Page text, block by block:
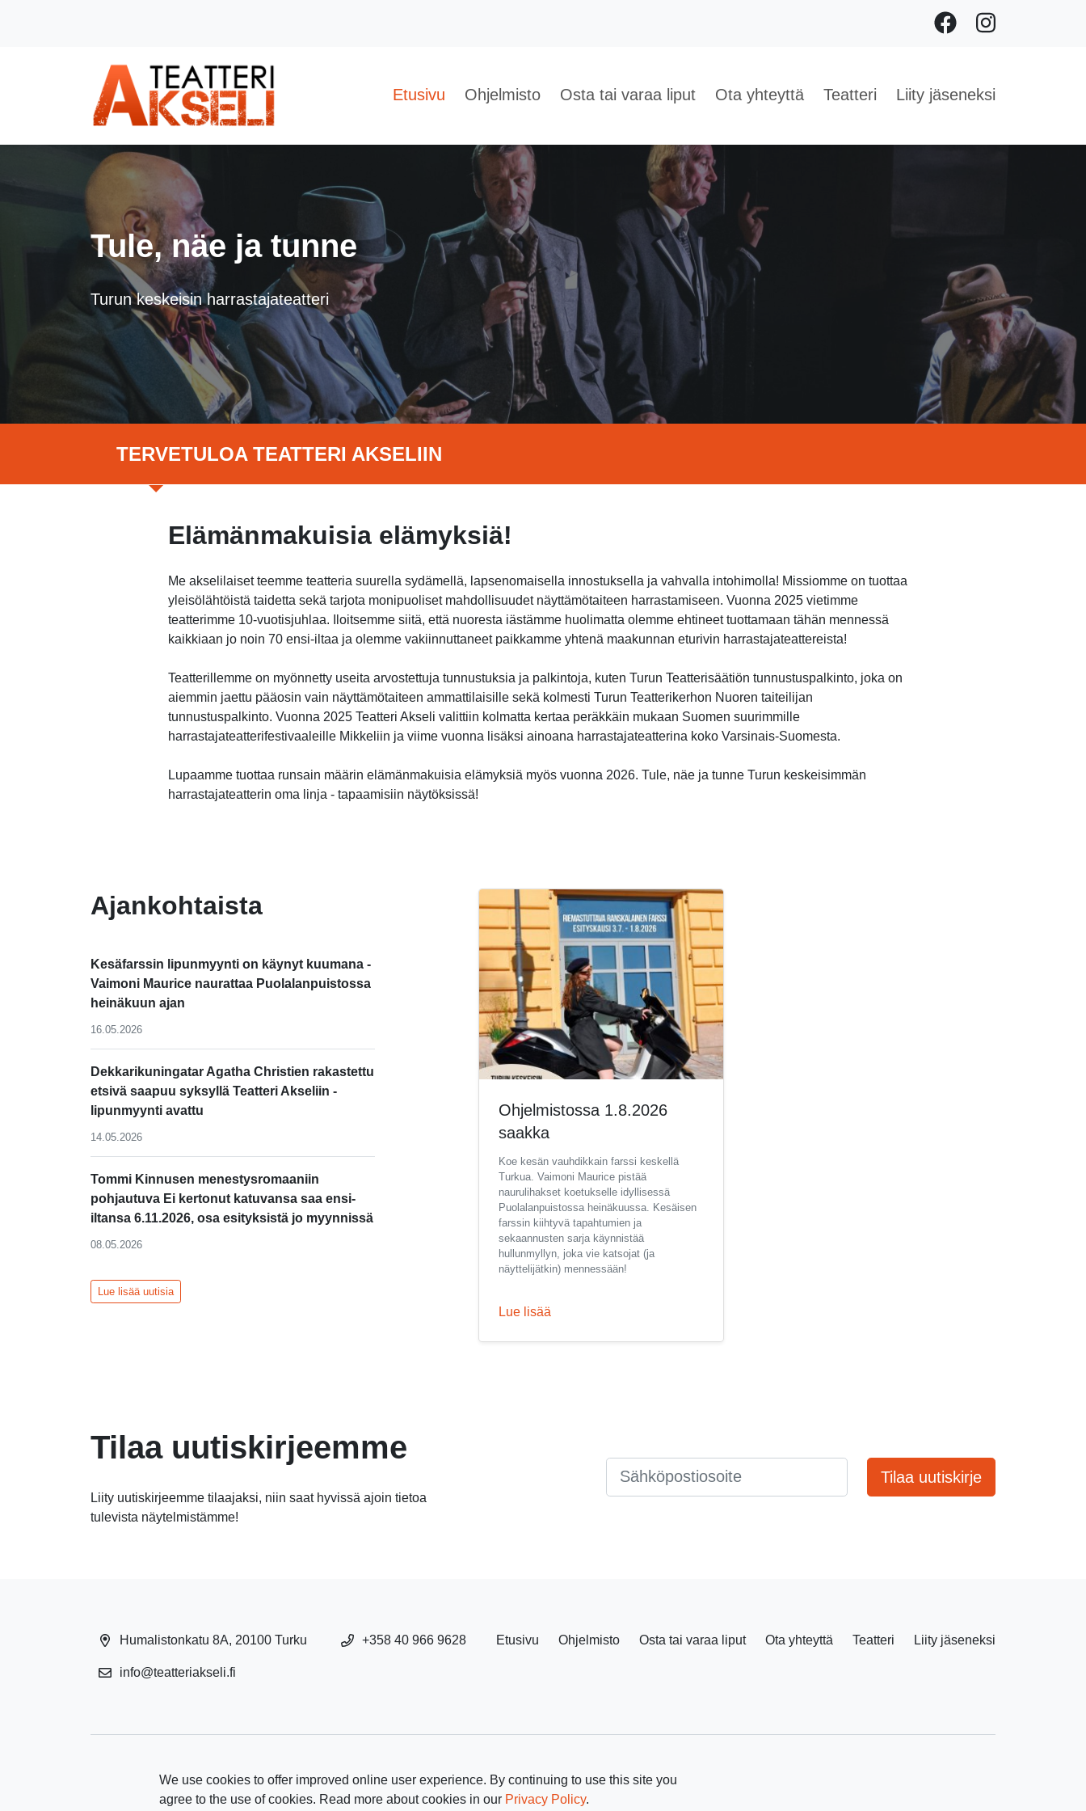
FacebookInstagram
Etusivu Ohjelmisto Osta tai varaa liput Ota yhteyttä Teatteri Liity jäseneksi
We use cookies to offer improved online user experience. By continuing to use this site you
agree to the use of cookies. Read more about cookies in our Privacy Policy.
Tule, näe ja tunne
Turun keskeisin harrastajateatteri
TERVETULOA TEATTERI AKSELIIN
Elämänmakuisia elämyksiä!
Me akselilaiset teemme teatteria suurella sydämellä, lapsenomaisella innostuksella ja vahvalla intohimolla! Missiomme on tuottaa
yleisölähtöistä taidetta sekä tarjota monipuoliset mahdollisuudet näyttämötaiteen harrastamiseen. Vuonna 2025 vietimme
teatterimme 10-vuotisjuhlaa. Iloitsemme siitä, että nuoresta iästämme huolimatta olemme ehtineet tuottamaan tähän mennessä
kaikkiaan jo noin 70 ensi-iltaa ja olemme vakiinnuttaneet paikkamme yhtenä maakunnan eturivin harrastajateattereista!
Teatterillemme on myönnetty useita arvostettuja tunnustuksia ja palkintoja, kuten Turun Teatterisäätiön tunnustuspalkinto, joka on
aiemmin jaettu pääosin vain näyttämötaiteen ammattilaisille sekä kolmesti Turun Teatterikerhon Nuoren taiteilijan
tunnustuspalkinto. Vuonna 2025 Teatteri Akseli valittiin kolmatta kertaa peräkkäin mukaan Suomen suurimmille
harrastajateatterifestivaaleille Mikkeliin ja viime vuonna lisäksi ainoana harrastajateatterina koko Varsinais-Suomesta.
Lupaamme tuottaa runsain määrin elämänmakuisia elämyksiä myös vuonna 2026. Tule, näe ja tunne Turun keskeisimmän
harrastajateatterin oma linja - tapaamisiin näytöksissä!
Ajankohtaista
Kesäfarssin lipunmyynti on käynyt kuumana -
Vaimoni Maurice naurattaa Puolalanpuistossa
heinäkuun ajan
16.05.2026
Dekkarikuningatar Agatha Christien rakastettu
etsivä saapuu syksyllä Teatteri Akseliin -
lipunmyynti avattu
14.05.2026
Tommi Kinnusen menestysromaaniin
pohjautuva Ei kertonut katuvansa saa ensi-
iltansa 6.11.2026, osa esityksistä jo myynnissä
08.05.2026
Lue lisää uutisia
Ohjelmistossa 1.8.2026
saakka
Koe kesän vauhdikkain farssi keskellä
Turkua. Vaimoni Maurice pistää
naurulihakset koetukselle idyllisessä
Puolalanpuistossa heinäkuussa. Kesäisen
farssin kiihtyvä tapahtumien ja
sekaannusten sarja käynnistää
hullunmyllyn, joka vie katsojat (ja
näyttelijätkin) mennessään!
Lue lisää
Tilaa uutiskirjeemme
Liity uutiskirjeemme tilaajaksi, niin saat hyvissä ajoin tietoa
tulevista näytelmistämme!
Tilaa uutiskirje
Humalistonkatu 8A, 20100 Turku +358 40 966 9628
info@teatteriakseli.fi
Etusivu Ohjelmisto Osta tai varaa liput Ota yhteyttä Teatteri Liity jäseneksi